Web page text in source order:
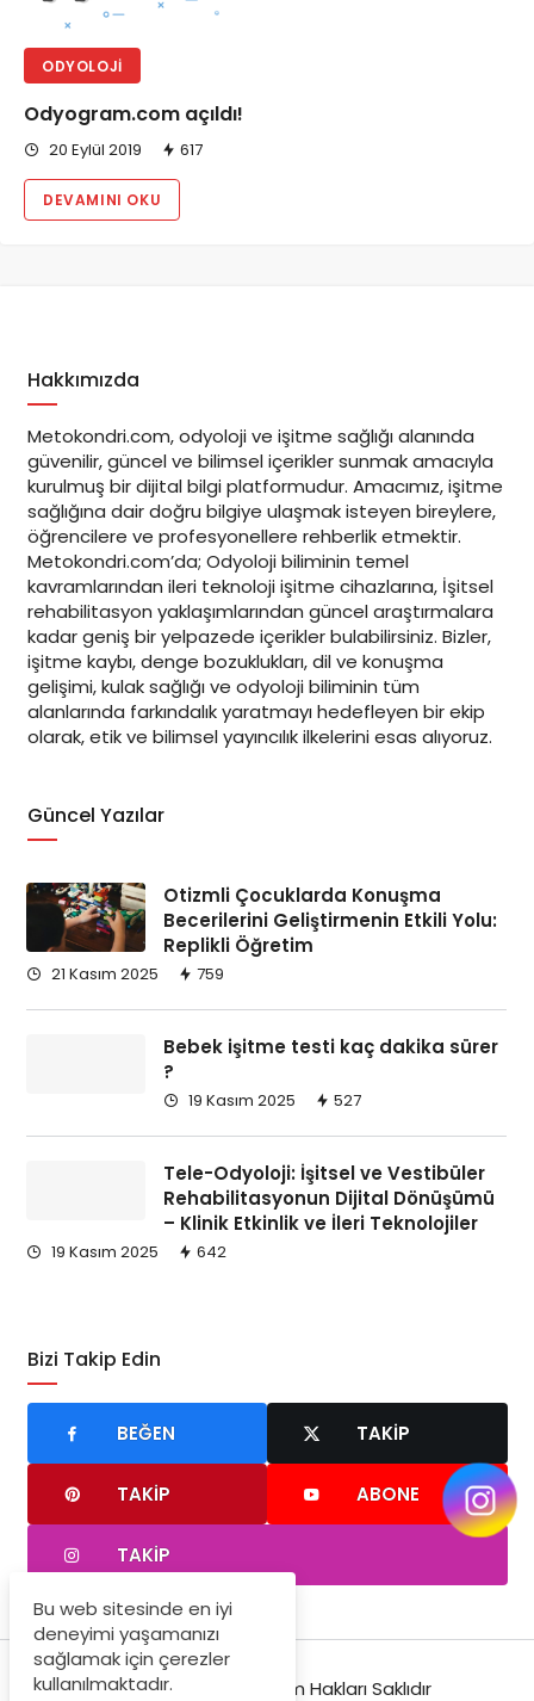
ODYOLOJI
Odyogram.com açıldı!
20 Eylül 2019 617
DEVAMINI OKU
Hakkımızda
Metokondri.com, odyoloji ve işitme sağlığı alanında
güvenilir, güncel ve bilimsel içerikler sunmak amacıyla
kurulmuş bir dijital bilgi platformudur. Amacımız, işitme
sağlığına dair doğru bilgiye ulaşmak isteyen bireylere,
öğrencilere ve profesyonellere rehberlik etmektir.
Metokondri.com’da; Odyoloji biliminin temel
kavramlarından ileri teknoloji işitme cihazlarına, İşitsel
rehabilitasyon yaklaşımlarından güncel araştırmalara
kadar geniş bir yelpazede içerikler bulabilirsiniz. Bizler,
işitme kaybı, denge bozuklukları, dil ve konuşma
gelişimi, kulak sağlığı ve odyoloji biliminin tüm
alanlarında farkındalık yaratmayı hedefleyen bir ekip
olarak, etik ve bilimsel yayıncılık ilkelerini esas alıyoruz.
Güncel Yazılar
Otizmli Çocuklarda Konuşma
Becerilerini Geliştirmenin Etkili Yolu:
Replikli Öğretim
21 Kasım 2025 759
Bebek işitme testi kaç dakika sürer
?
19 Kasım 2025 527
Tele-Odyoloji: İşitsel ve Vestibüler
Rehabilitasyonun Dijital Dönüşümü
– Klinik Etkinlik ve İleri Teknolojiler
19 Kasım 2025 642
Bizi Takip Edin
BEĞEN TAKIP
TAKIP ABONE
TAKIP
© Copyright 2025, Tüm Hakları Saklıdır
Bu web sitesinde en iyi
deneyimi yaşamanızı
sağlamak için çerezler
kullanılmaktadır.